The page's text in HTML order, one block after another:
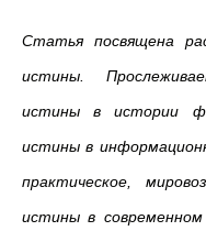
Cтатья посвящена
истины.
истины в истории
истины в
практическое,
истины в